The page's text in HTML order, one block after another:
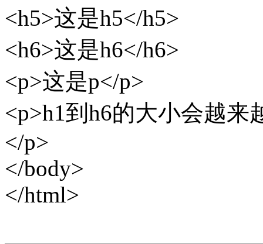
<h5>这是h5</h5>
<h6>这是h6</h6>
<p>这是p</p>
<p>h1到h6的大小会越来
</p>
</body>
</html>